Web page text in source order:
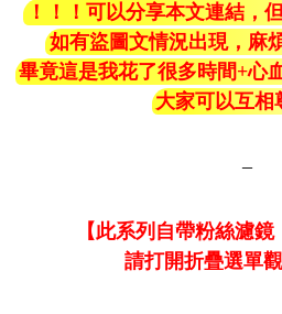
！！！可以分享本文連結，
如有盜圖文情況出現，麻
畢竟這是我花了很多時間+心
大家可以互相
–
【此系列自帶粉絲濾鏡
請打開折疊選單